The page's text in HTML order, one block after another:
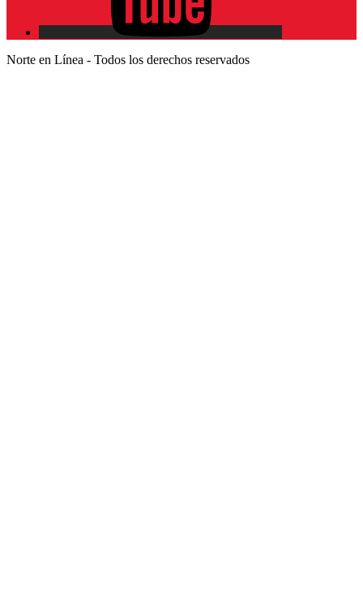
Norte en Línea - Todos los derechos reservados